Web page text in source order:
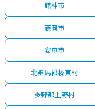
館林市
藤岡市
安中市
北群馬郡榛東村
多野郡上野村